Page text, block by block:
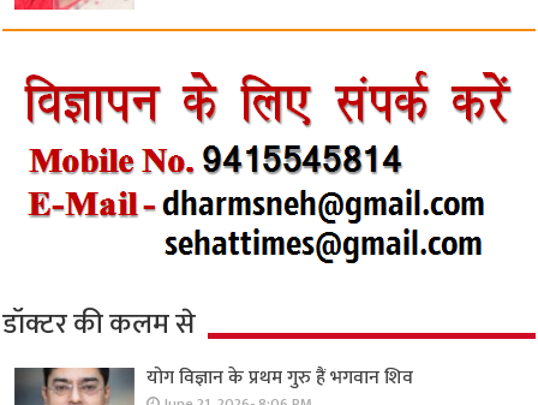
डॉक्टर की कलम से
योग विज्ञान के प्रथम गुरु हैं भगवान शिव